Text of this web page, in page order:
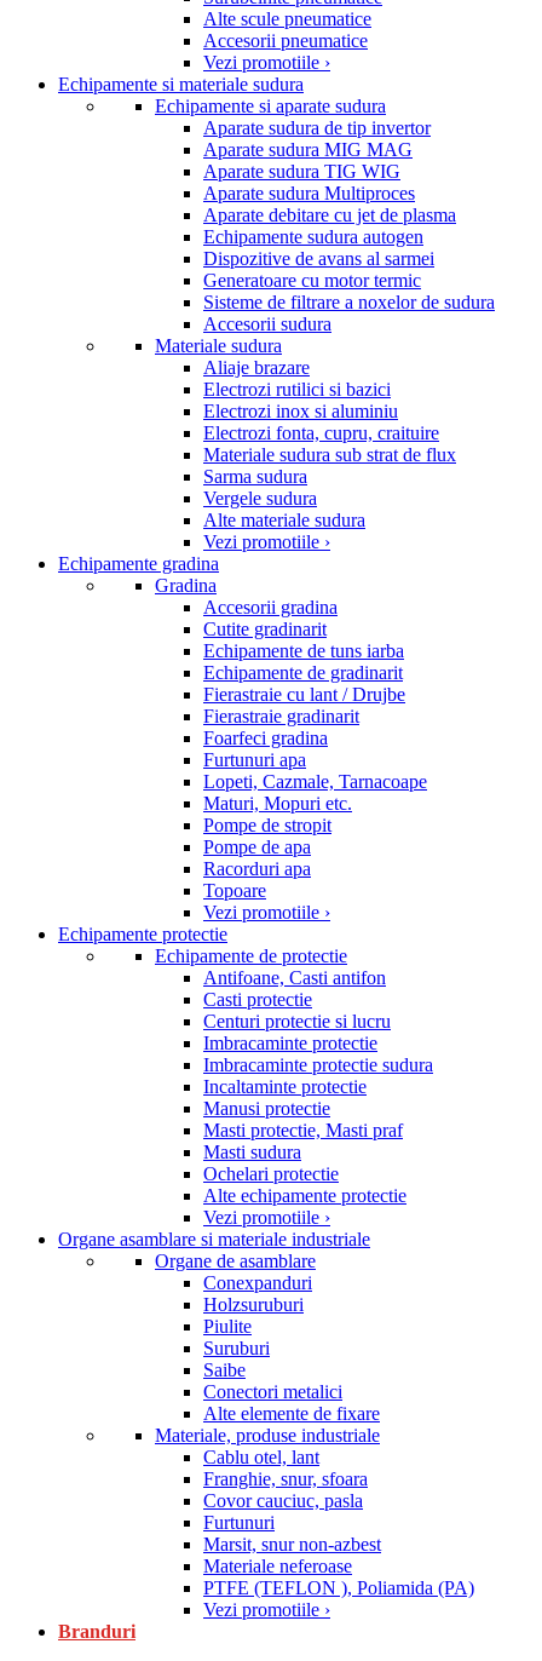
Alte scule pneumatice
Accesorii pneumatice
Vezi promotiile ›
Echipamente si materiale sudura
Echipamente si aparate sudura
Aparate sudura de tip invertor
Aparate sudura MIG MAG
Aparate sudura TIG WIG
Aparate sudura Multiproces
Aparate debitare cu jet de plasma
Echipamente sudura autogen
Dispozitive de avans al sarmei
Generatoare cu motor termic
Sisteme de filtrare a noxelor de sudura
Accesorii sudura
Materiale sudura
Aliaje brazare
Electrozi rutilici si bazici
Electrozi inox si aluminiu
Electrozi fonta, cupru, craituire
Materiale sudura sub strat de flux
Sarma sudura
Vergele sudura
Alte materiale sudura
Vezi promotiile ›
Echipamente gradina
Gradina
Accesorii gradina
Cutite gradinarit
Echipamente de tuns iarba
Echipamente de gradinarit
Fierastraie cu lant / Drujbe
Fierastraie gradinarit
Foarfeci gradina
Furtunuri apa
Lopeti, Cazmale, Tarnacoape
Maturi, Mopuri etc.
Pompe de stropit
Pompe de apa
Racorduri apa
Topoare
Vezi promotiile ›
Echipamente protectie
Echipamente de protectie
Antifoane, Casti antifon
Casti protectie
Centuri protectie si lucru
Imbracaminte protectie
Imbracaminte protectie sudura
Incaltaminte protectie
Manusi protectie
Masti protectie, Masti praf
Masti sudura
Ochelari protectie
Alte echipamente protectie
Vezi promotiile ›
Organe asamblare si materiale industriale
Organe de asamblare
Conexpanduri
Holzsuruburi
Piulite
Suruburi
Saibe
Conectori metalici
Alte elemente de fixare
Materiale, produse industriale
Cablu otel, lant
Franghie, snur, sfoara
Covor cauciuc, pasla
Furtunuri
Marsit, snur non-azbest
Materiale neferoase
PTFE (TEFLON ), Poliamida (PA)
Vezi promotiile ›
Branduri